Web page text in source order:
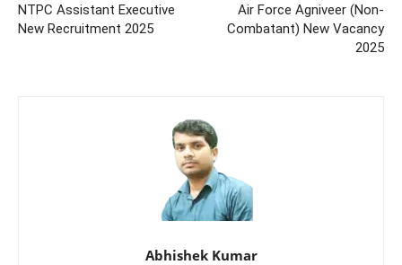
NTPC Assistant Executive
New Recruitment 2025
Air Force Agniveer (Non-
Combatant) New Vacancy
2025
Abhishek Kumar